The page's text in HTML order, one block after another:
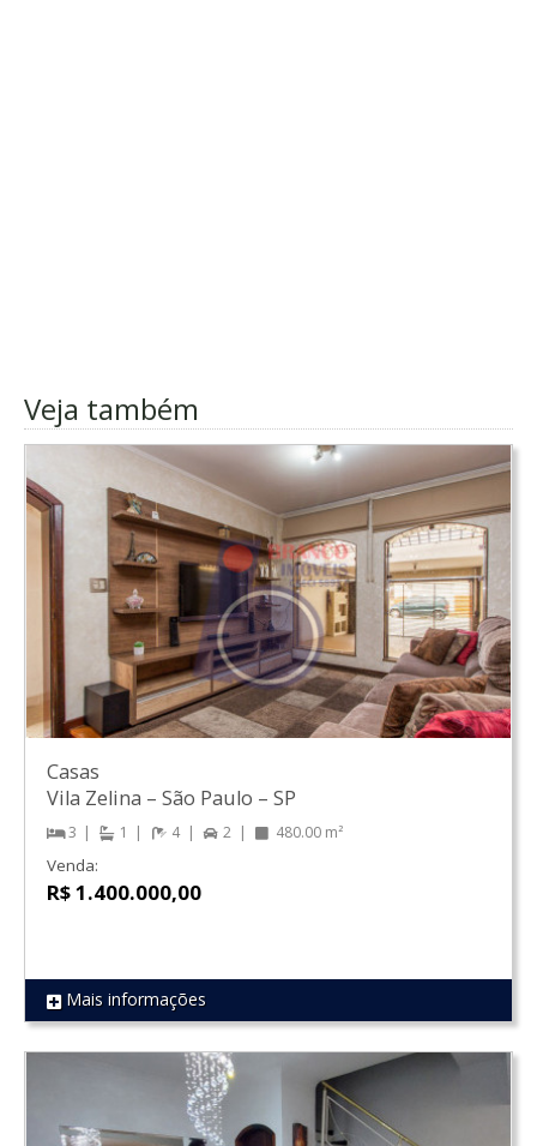
Veja também
REF 1721
Casas
Vila Zelina – São Paulo – SP
3 1 4 2 480.00 m²
Venda:
R$ 1.400.000,00
Mais informações